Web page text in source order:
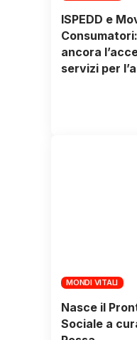
ISPEDD e
Consumatori:
ancora
servizi per
MONDI VITALI
Nasce il
Sociale a